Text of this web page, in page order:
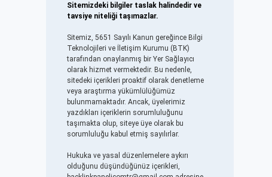
Sitemizdeki bilgiler taslak halindedir ve
tavsiye niteliği taşımazlar.
Sitemiz, 5651 Sayılı Kanun gereğince Bilgi
Teknolojileri ve İletişim Kurumu (BTK)
tarafından onaylanmış bir Yer Sağlayıcı
olarak hizmet vermektedir. Bu nedenle,
sitedeki içerikleri proaktif olarak denetleme
veya araştırma yükümlülüğümüz
bulunmamaktadır. Ancak, üyelerimiz
yazdıkları içeriklerin sorumluluğunu
taşımakta olup, siteye üye olarak bu
sorumluluğu kabul etmiş sayılırlar.
Hukuka ve yasal düzenlemelere aykırı
olduğunu düşündüğünüz içerikleri,